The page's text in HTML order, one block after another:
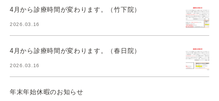
4月から診療時間が変わります。（竹下院）
2026.03.16
4月から診療時間が変わります。（春日院）
2026.03.16
年末年始休暇のお知らせ